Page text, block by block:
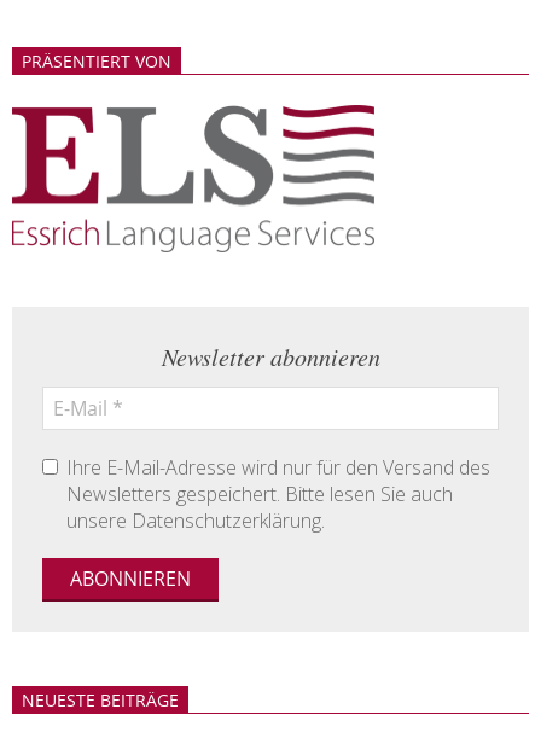
21PRÄSENTIERT VON
Newsletter abonnieren
Ihre E-Mail-Adresse wird nur für den Versand des
Newsletters gespeichert. Bitte lesen Sie auch
unsere Datenschutzerklärung.
NEUESTE BEITRÄGE